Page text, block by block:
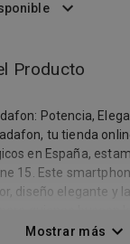
Producto
Potencia,
tu tienda
en España,
15. Este
diseño elegante y
qué el iPhone 15 es
Mostrar más